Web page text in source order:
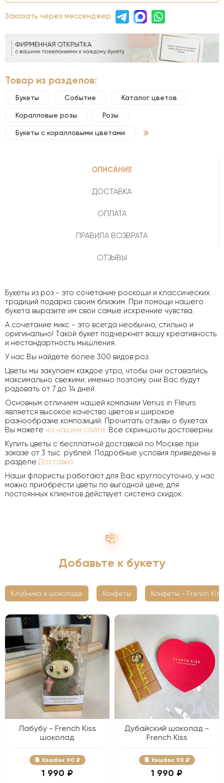
Заказать через мессенджер
Товар из разделов:
Букеты Событие Каталог цветов
Коралловые розы Розы
Букеты с коралловыми цветами
ОПИСАНИЕ
ДОСТАВКА
ОПЛАТА
ПРАВИЛА ВОЗВРАТА
ОТЗЫВЫ
Букеты из роз - это сочетание роскоши и классических
традиций подарка своим близким. При помощи нашего
букета выразите им свои самые искренние чувства.
А сочетание микс - это всегда необычно, стильно и
оригинально! Такой букет подчеркнёт вашу креативность
и нестандартность мышления.
У нас Вы найдете более 300 видов роз.
Цветы мы закупаем каждое утро, чтобы они оставались
максимально свежими; именно поэтому они Вас будут
радовать от 7 до 14 дней.
Основным отличием нашей компании Venus in Fleurs
является высокое качество цветов и широкое
разнообразие композиций. Прочитать отзывы о букетах
Вы можете на нашем сайте. Все скриншоты достоверны.
Купить цветы с бесплатной доставкой по Москве при
заказе от 3 тыс. рублей. Подробные условия приведены в
разделе Доставка.
Наши флористы работают для Вас круглосуточно, у нас
можно приобрести цветы по выгодной цене, для
постоянных клиентов действует система скидок.
Добавьте к букету
Клубника в шоколаде Конфеты Конфеты - French Kiss
Лабубу - French Kiss
шоколад
Кэшбэк 90 ₽
1 990 ₽
Дубайский шоколад -
French Kiss
Кэшбэк 90 ₽
1 990 ₽